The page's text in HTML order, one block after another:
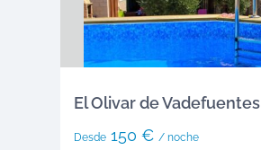
El Olivar de Vadefuentes
Desde150 € / noche